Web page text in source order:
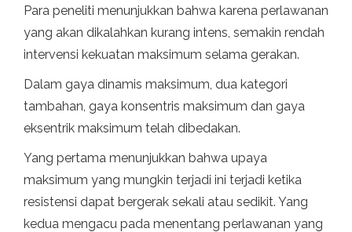
Para peneliti menunjukkan bahwa karena perlawanan
yang akan dikalahkan kurang intens, semakin rendah
intervensi kekuatan maksimum selama gerakan.
Dalam gaya dinamis maksimum, dua kategori
tambahan, gaya konsentris maksimum dan gaya
eksentrik maksimum telah dibedakan.
Yang pertama menunjukkan bahwa upaya
maksimum yang mungkin terjadi ini terjadi ketika
resistensi dapat bergerak sekali atau sedikit. Yang
kedua mengacu pada menentang perlawanan yang